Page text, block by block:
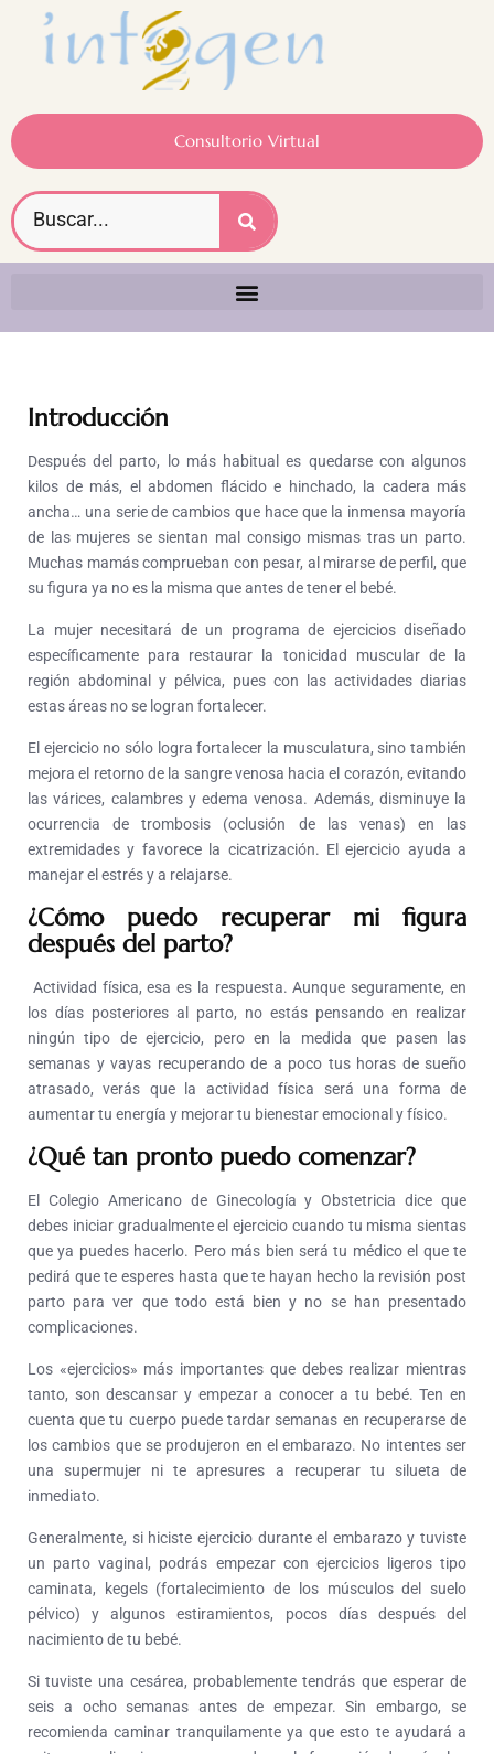
Consultorio Virtual
Introducción
Después del parto, lo más habitual es quedarse con algunos
kilos de más, el abdomen flácido e hinchado, la cadera más
ancha… una serie de cambios que hace que la inmensa mayoría
de las mujeres se sientan mal consigo mismas tras un parto.
Muchas mamás comprueban con pesar, al mirarse de perfil, que
su figura ya no es la misma que antes de tener el bebé.
La mujer necesitará de un programa de ejercicios diseñado
específicamente para restaurar la tonicidad muscular de la
región abdominal y pélvica, pues con las actividades diarias
estas áreas no se logran fortalecer.
El ejercicio no sólo logra fortalecer la musculatura, sino también
mejora el retorno de la sangre venosa hacia el corazón, evitando
las várices, calambres y edema venosa. Además, disminuye la
ocurrencia de trombosis (oclusión de las venas) en las
extremidades y favorece la cicatrización. El ejercicio ayuda a
manejar el estrés y a relajarse.
¿Cómo puedo recuperar mi figura
después del parto?
Actividad física, esa es la respuesta. Aunque seguramente, en
los días posteriores al parto, no estás pensando en realizar
ningún tipo de ejercicio, pero en la medida que pasen las
semanas y vayas recuperando de a poco tus horas de sueño
atrasado, verás que la actividad física será una forma de
aumentar tu energía y mejorar tu bienestar emocional y físico.
¿Qué tan pronto puedo comenzar?
El Colegio Americano de Ginecología y Obstetricia dice que
debes iniciar gradualmente el ejercicio cuando tu misma sientas
que ya puedes hacerlo. Pero más bien será tu médico el que te
pedirá que te esperes hasta que te hayan hecho la revisión post
parto para ver que todo está bien y no se han presentado
complicaciones.
Los «ejercicios» más importantes que debes realizar mientras
tanto, son descansar y empezar a conocer a tu bebé. Ten en
cuenta que tu cuerpo puede tardar semanas en recuperarse de
los cambios que se produjeron en el embarazo. No intentes ser
una supermujer ni te apresures a recuperar tu silueta de
inmediato.
Generalmente, si hiciste ejercicio durante el embarazo y tuviste
un parto vaginal, podrás empezar con ejercicios ligeros tipo
caminata, kegels (fortalecimiento de los músculos del suelo
pélvico) y algunos estiramientos, pocos días después del
nacimiento de tu bebé.
Si tuviste una cesárea, probablemente tendrás que esperar de
seis a ocho semanas antes de empezar. Sin embargo, se
recomienda caminar tranquilamente ya que esto te ayudará a